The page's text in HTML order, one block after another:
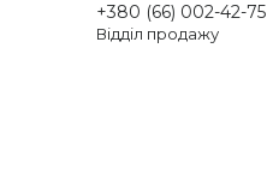
+380 (66) 002-42-75
Відділ продажу